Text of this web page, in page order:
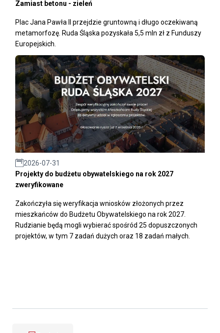
Zamiast betonu - zieleń
Plac Jana Pawła II przejdzie gruntowną i długo oczekiwaną
metamorfozę. Ruda Śląska pozyskała 5,5 mln zł z Funduszy
Europejskich.
2026-07-31
Projekty do budżetu obywatelskiego na rok 2027
zweryfikowane
Zakończyła się weryfikacja wniosków złożonych przez
mieszkańców do Budżetu Obywatelskiego na rok 2027.
Rudzianie będą mogli wybierać spośród 25 dopuszczonych
projektów, w tym 7 zadań dużych oraz 18 zadań małych.